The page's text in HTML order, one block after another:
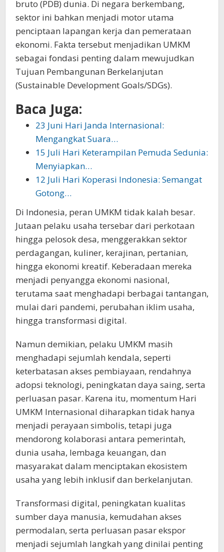
bruto (PDB) dunia. Di negara berkembang,
sektor ini bahkan menjadi motor utama
penciptaan lapangan kerja dan pemerataan
ekonomi. Fakta tersebut menjadikan UMKM
sebagai fondasi penting dalam mewujudkan
Tujuan Pembangunan Berkelanjutan
(Sustainable Development Goals/SDGs).
Baca Juga:
23 Juni Hari Janda Internasional:
Mengangkat Suara…
15 Juli Hari Keterampilan Pemuda Sedunia:
Menyiapkan…
12 Juli Hari Koperasi Indonesia: Semangat
Gotong…
Di Indonesia, peran UMKM tidak kalah besar.
Jutaan pelaku usaha tersebar dari perkotaan
hingga pelosok desa, menggerakkan sektor
perdagangan, kuliner, kerajinan, pertanian,
hingga ekonomi kreatif. Keberadaan mereka
menjadi penyangga ekonomi nasional,
terutama saat menghadapi berbagai tantangan,
mulai dari pandemi, perubahan iklim usaha,
hingga transformasi digital.
Namun demikian, pelaku UMKM masih
menghadapi sejumlah kendala, seperti
keterbatasan akses pembiayaan, rendahnya
adopsi teknologi, peningkatan daya saing, serta
perluasan pasar. Karena itu, momentum Hari
UMKM Internasional diharapkan tidak hanya
menjadi perayaan simbolis, tetapi juga
mendorong kolaborasi antara pemerintah,
dunia usaha, lembaga keuangan, dan
masyarakat dalam menciptakan ekosistem
usaha yang lebih inklusif dan berkelanjutan.
Transformasi digital, peningkatan kualitas
sumber daya manusia, kemudahan akses
permodalan, serta perluasan pasar ekspor
menjadi sejumlah langkah yang dinilai penting